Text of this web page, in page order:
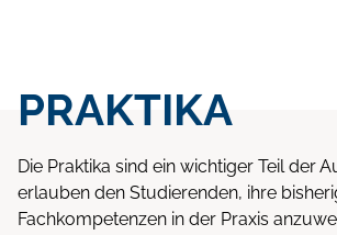
PRAKTIKA
Die Praktika sind ein wichtiger Teil der
erlauben den Studierenden, ihre
Fachkompetenzen in der Praxis